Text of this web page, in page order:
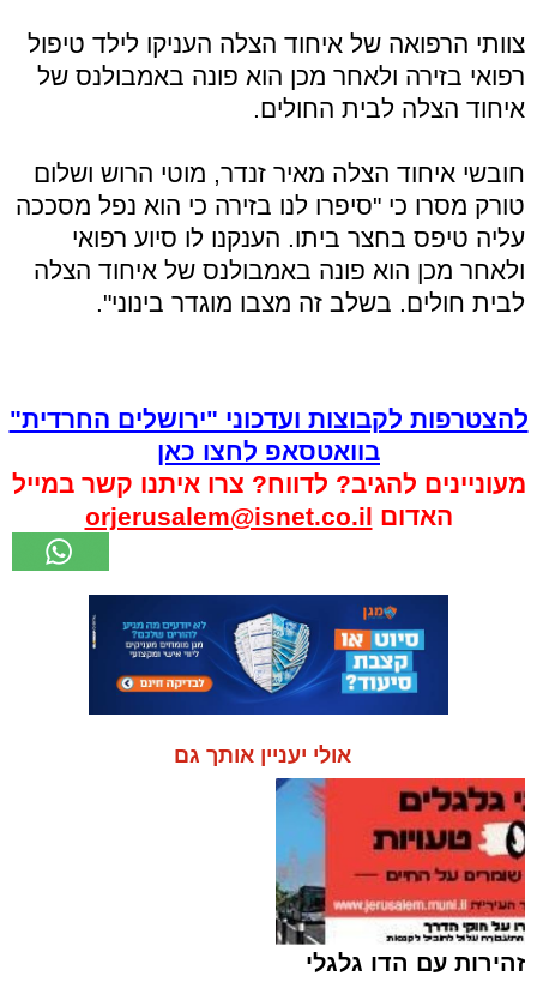
צוותי הרפואה של איחוד הצלה העניקו לילד טיפול
רפואי בזירה ולאחר מכן הוא פונה באמבולנס של
איחוד הצלה לבית החולים.
חובשי איחוד הצלה מאיר זנדר, מוטי הרוש ושלום
טורק מסרו כי "סיפרו לנו בזירה כי הוא נפל מסככה
עליה טיפס בחצר ביתו. הענקנו לו סיוע רפואי
ולאחר מכן הוא פונה באמבולנס של איחוד הצלה
לבית חולים. בשלב זה מצבו מוגדר בינוני".
להצטרפות לקבוצות ועדכוני "ירושלים החרדית"
בוואטסאפ לחצו כאן
מעוניינים להגיב? לדווח? צרו איתנו קשר במייל
האדום orjerusalem@isnet.co.il
אולי יעניין אותך גם
זהירות עם הדו גלגלי